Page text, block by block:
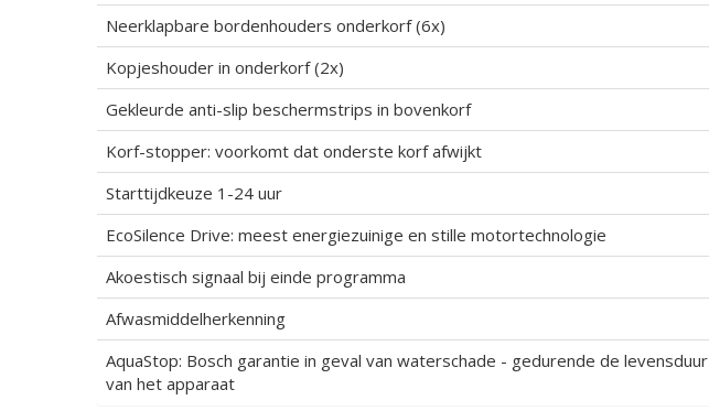
Neerklapbare bordenhouders onderkorf (6x)
Kopjeshouder in onderkorf (2x)
Gekleurde anti-slip beschermstrips in bovenkorf
Korf-stopper: voorkomt dat onderste korf afwijkt
Starttijdkeuze 1-24 uur
EcoSilence Drive: meest energiezuinige en stille motortechnologie
Akoestisch signaal bij einde programma
Afwasmiddelherkenning
AquaStop: Bosch garantie in geval van waterschade - gedurende de levensduur
van het apparaat